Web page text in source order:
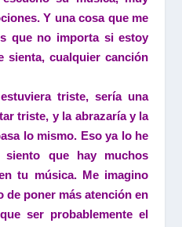
Y una cosa que me
que no importa si estoy
sienta, cualquier canción
triste, sería una
triste, y la abrazaría y la
lo mismo. Eso ya lo he
siento que hay muchos
tu música. Me imagino
de poner más atención en
ser probablemente el